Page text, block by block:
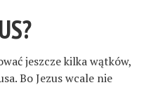
jeszcze kilka wątków,
Bo Jezus wcale nie